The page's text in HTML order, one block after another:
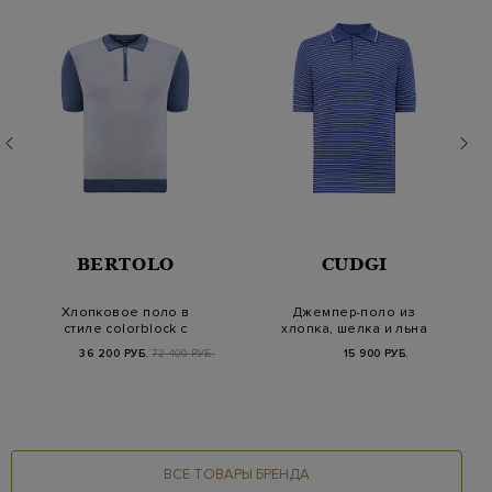
BERTOLO
Хлопковое поло в
стиле colorblock с
36 200 РУБ. 72 400 РУБ.
CUDGI
Джемпер-поло из
хлопка, шелка и льна
15 900 РУБ.
ВСЕ ТОВАРЫ БРЕНДА